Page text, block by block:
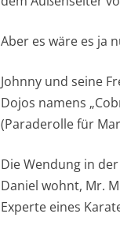
Aber es wäre es ja
Johnny und seine
Dojos namens
(Paraderolle für
Die Wendung in
Daniel wohnt, Mr.
Experte eines